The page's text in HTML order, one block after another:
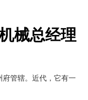
械总经理
管辖。近代，它有一